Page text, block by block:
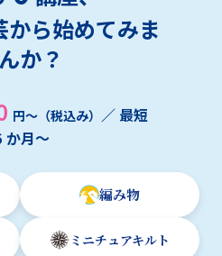
から始めてみま
か？
円～（税込み） ／ 最短
か月～
編み物
ミニチュアキルト